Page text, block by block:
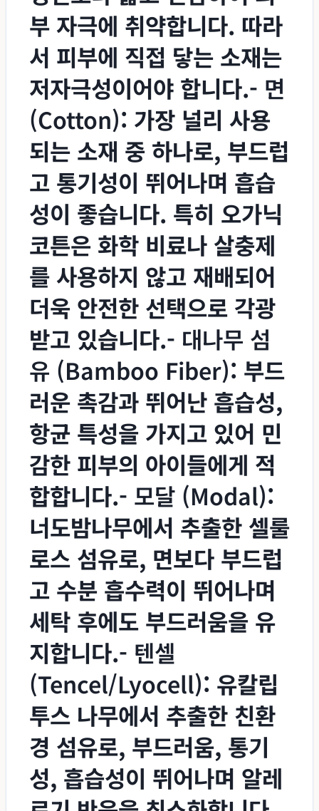
부 자극에 취약합니다. 따라
서 피부에 직접 닿는 소재는
저자극성이어야 합니다.- 면
(Cotton): 가장 널리 사용
되는 소재 중 하나로, 부드럽
고 통기성이 뛰어나며 흡습
성이 좋습니다. 특히 오가닉
코튼은 화학 비료나 살충제
를 사용하지 않고 재배되어
더욱 안전한 선택으로 각광
받고 있습니다.- 대나무 섬
유 (Bamboo Fiber): 부드
러운 촉감과 뛰어난 흡습성,
항균 특성을 가지고 있어 민
감한 피부의 아이들에게 적
합합니다.- 모달 (Modal):
너도밤나무에서 추출한 셀룰
로스 섬유로, 면보다 부드럽
고 수분 흡수력이 뛰어나며
세탁 후에도 부드러움을 유
지합니다.- 텐셀
(Tencel/Lyocell): 유칼립
투스 나무에서 추출한 친환
경 섬유로, 부드러움, 통기
성, 흡습성이 뛰어나며 알레